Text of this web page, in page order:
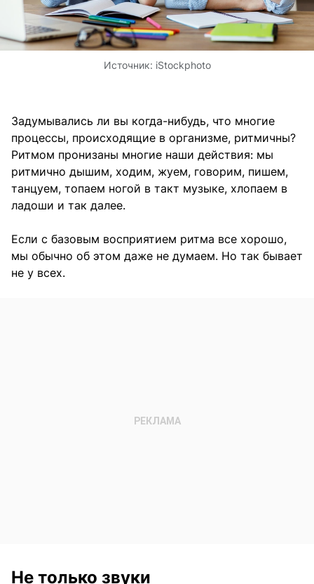
Источник: iStockphoto
Задумывались ли вы когда-нибудь, что многие
процессы, происходящие в организме, ритмичны?
Ритмом пронизаны многие наши действия: мы
ритмично дышим, ходим, жуем, говорим, пишем,
танцуем, топаем ногой в такт музыке, хлопаем в
ладоши и так далее.
Если с базовым восприятием ритма все хорошо,
мы обычно об этом даже не думаем. Но так бывает
не у всех.
Не только звуки